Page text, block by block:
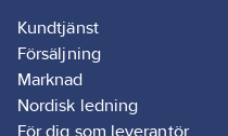
Kundtjänst
Försäljning
Marknad
Nordisk ledning
För dig som leverantör